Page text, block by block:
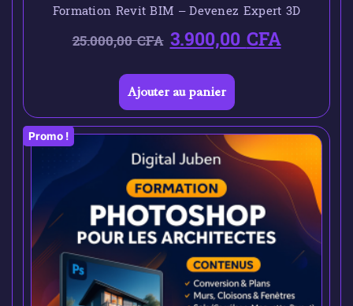
Formation Revit BIM – Devenez Expert 3D
25.000,00CFA 3.900,00CFA
Ajouter au panier
Promo !